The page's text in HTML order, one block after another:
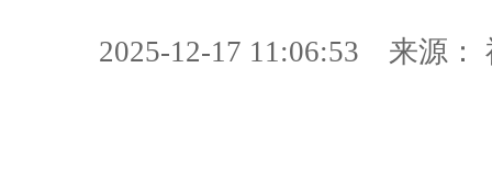
2025-12-17 11:06:53 来源：